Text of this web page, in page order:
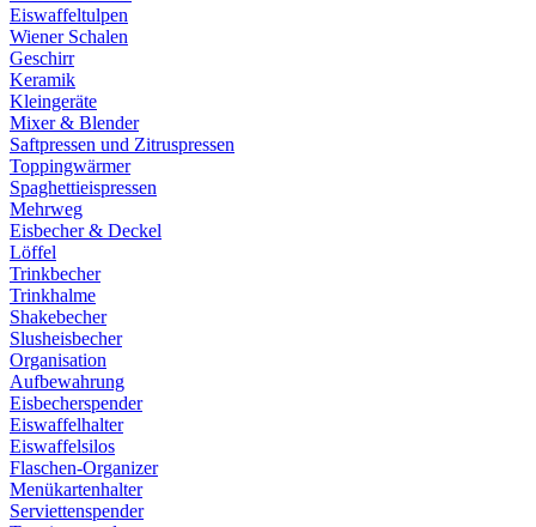
Eiswaffeltulpen
Wiener Schalen
Geschirr
Keramik
Kleingeräte
Mixer & Blender
Saftpressen und Zitruspressen
Toppingwärmer
Spaghettieispressen
Mehrweg
Eisbecher & Deckel
Löffel
Trinkbecher
Trinkhalme
Shakebecher
Slusheisbecher
Organisation
Aufbewahrung
Eisbecherspender
Eiswaffelhalter
Eiswaffelsilos
Flaschen-Organizer
Menükartenhalter
Serviettenspender